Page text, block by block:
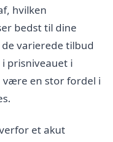
hvilken
bedst til dine
varierede tilbud
prisniveauet i
en stor fordel i
et akut